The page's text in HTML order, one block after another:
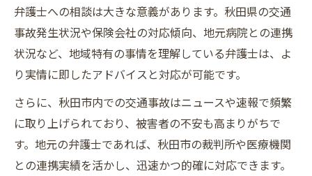
弁護士への相談は大きな意義があります。秋田県の交通
事故発生状況や保険会社の対応傾向、地元病院との連携
状況など、地域特有の事情を理解している弁護士は、よ
り実情に即したアドバイスと対応が可能です。
さらに、秋田市内での交通事故はニュースや速報で頻繁
に取り上げられており、被害者の不安も高まりがちで
す。地元の弁護士であれば、秋田市の裁判所や医療機関
との連携実績を活かし、迅速かつ的確に対応できます。